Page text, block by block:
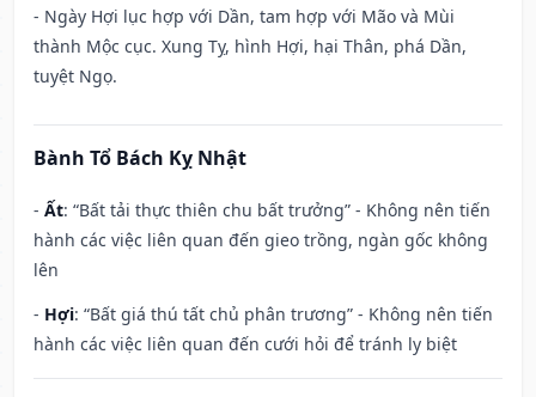
- Ngày Hợi lục hợp với Dần, tam hợp với Mão và Mùi
thành Mộc cục. Xung Tỵ, hình Hợi, hại Thân, phá Dần,
tuyệt Ngọ.
Bành Tổ Bách Kỵ Nhật
- Ất: “Bất tải thực thiên chu bất trưởng” - Không nên tiến
hành các việc liên quan đến gieo trồng, ngàn gốc không
lên
- Hợi: “Bất giá thú tất chủ phân trương” - Không nên tiến
hành các việc liên quan đến cưới hỏi để tránh ly biệt